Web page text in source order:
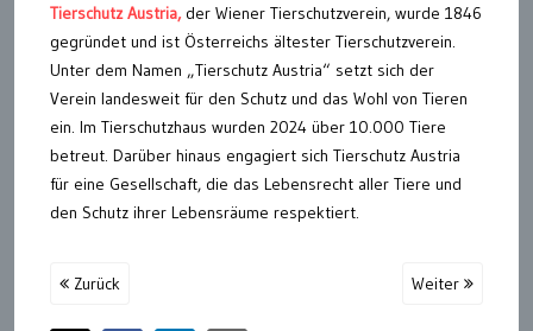
Tierschutz Austria, der Wiener Tierschutzverein, wurde 1846
gegründet und ist Österreichs ältester Tierschutzverein.
Unter dem Namen „Tierschutz Austria“ setzt sich der
Verein landesweit für den Schutz und das Wohl von Tieren
ein. Im Tierschutzhaus wurden 2024 über 10.000 Tiere
betreut. Darüber hinaus engagiert sich Tierschutz Austria
für eine Gesellschaft, die das Lebensrecht aller Tiere und
den Schutz ihrer Lebensräume respektiert.
Zurück Weiter